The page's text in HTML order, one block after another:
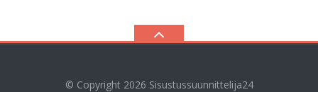
© Copyright 2026 Sisustussuunnittelija24